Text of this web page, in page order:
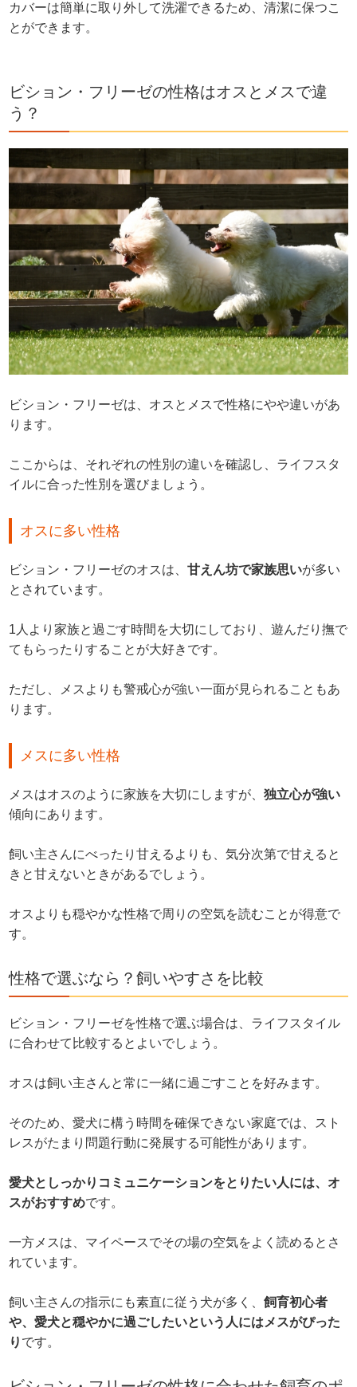
カバーは簡単に取り外して洗濯できるため、清潔に保つこ
とができます。
ビション・フリーゼの性格はオスとメスで違
う？
ビション・フリーゼは、オスとメスで性格にやや違いがあ
ります。
ここからは、それぞれの性別の違いを確認し、ライフスタ
イルに合った性別を選びましょう。
オスに多い性格
ビション・フリーゼのオスは、甘えん坊で家族思いが多い
とされています。
1人より家族と過ごす時間を大切にしており、遊んだり撫で
てもらったりすることが大好きです。
ただし、メスよりも警戒心が強い一面が見られることもあ
ります。
メスに多い性格
メスはオスのように家族を大切にしますが、独立心が強い
傾向にあります。
飼い主さんにべったり甘えるよりも、気分次第で甘えると
きと甘えないときがあるでしょう。
オスよりも穏やかな性格で周りの空気を読むことが得意で
す。
性格で選ぶなら？飼いやすさを比較
ビション・フリーゼを性格で選ぶ場合は、ライフスタイル
に合わせて比較するとよいでしょう。
オスは飼い主さんと常に一緒に過ごすことを好みます。
そのため、愛犬に構う時間を確保できない家庭では、スト
レスがたまり問題行動に発展する可能性があります。
愛犬としっかりコミュニケーションをとりたい人には、オ
スがおすすめです。
一方メスは、マイペースでその場の空気をよく読めるとさ
れています。
飼い主さんの指示にも素直に従う犬が多く、飼育初心者
や、愛犬と穏やかに過ごしたいという人にはメスがぴった
り です。